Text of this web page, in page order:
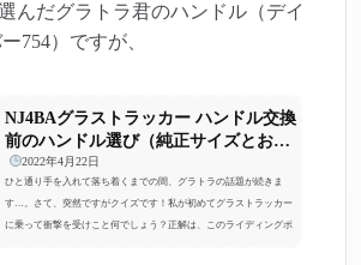
んだグラトラ君のハンドル（デイ
754）ですが、
NJ4BAグラストラッカー ハンドル交換
前のハンドル選び（純正サイズとおす
すめのハ...
2022年4月22日
ひと通り手を入れて落ち着くまでの間、グラトラの話題が続きま
す…。さて、突然ですがクイズです！私が初めてグラストラッカー
に乗って衝撃を受けこと何でしょう？正解は、このライディングポ